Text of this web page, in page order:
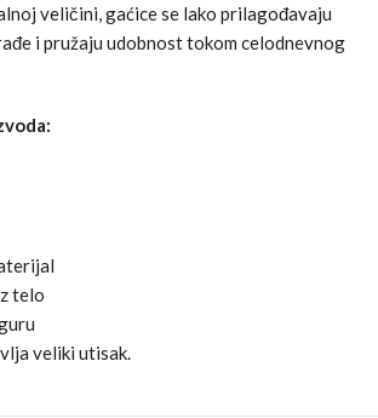
veličini, gaćice se lako prilagođavaju
i pružaju udobnost tokom celodnevnog
telo
veliki utisak.